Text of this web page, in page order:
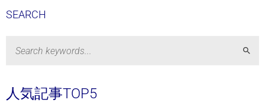
SEARCH
人気記事TOP5